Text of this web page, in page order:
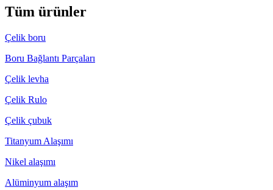
Tüm ürünler
Çelik boru
Boru Bağlantı Parçaları
Çelik levha
Çelik Rulo
Çelik çubuk
Titanyum Alaşımı
Nikel alaşımı
Alüminyum alaşım